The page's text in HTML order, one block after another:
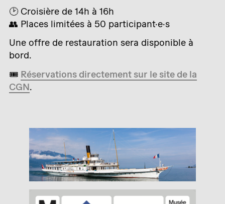
🕑 Croisière de 14h à 16h
👥 Places limitées à 50 participant·e·s
Une offre de restauration sera disponible à
bord.
🎟️ Réservations directement sur le site de la
CGN.